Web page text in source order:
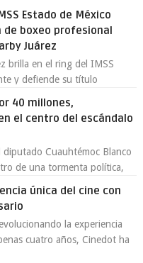
Estado de México
de boxeo profesional
Juárez
brilla en el ring del IMSS
y defiende su título
Cuauhtémo...
40 millones,
el centro del escándalo
Cuauhtémoc Blanco
de una tormenta política,
única del cine con
la experiencia
cuatro años, Cinedot ha